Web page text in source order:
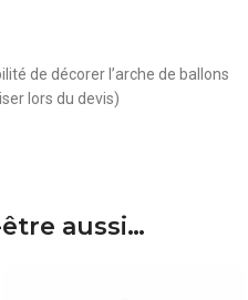
de décorer l’arche de ballons
lors du devis)
aussi…